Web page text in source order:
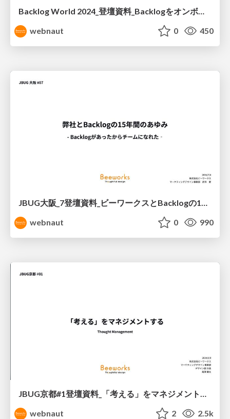
Backlog World 2024_登壇資料_Backlogをオンボーディングに活用しよう！ 〜新人日報をBacklogで書くメリット〜
webnaut
0 450
webnaut
0 990
JBUG京都#1登壇資料_「考える」をマネジメントする_ビーワークス高濱
webnaut
2 2.5k